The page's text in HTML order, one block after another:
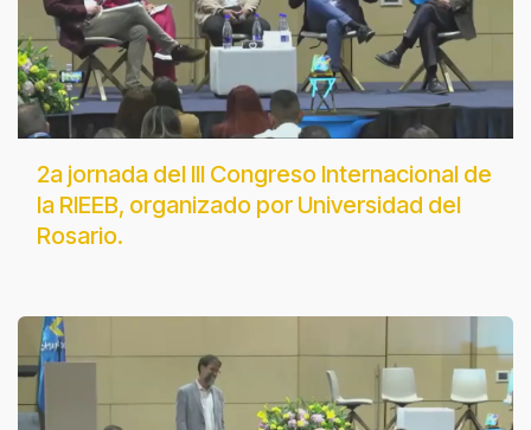
2a jornada del III Congreso Internacional de
la RIEEB, organizado por Universidad del
Rosario.